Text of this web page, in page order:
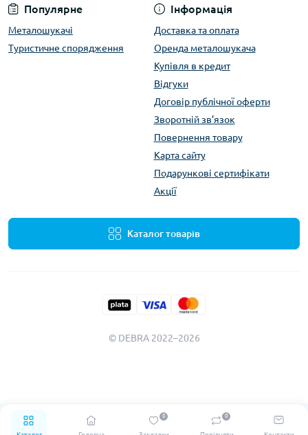
0 0
Популярне
Металошукачі
Туристичне спорядження
Інформація
Доставка та оплата
Оренда металошукача
Купівля в кредит
Відгуки
Договір публічної оферти
Зворотній зв’язок
Повернення товару
Карта сайту
Подарункові сертифікати
Акції
Каталог товарів
© DEBRA 2022–2026